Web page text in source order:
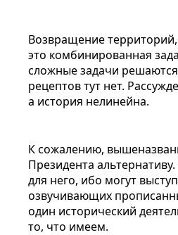
Возвращение
это комбинированная
сложные задачи
рецептов тут нет.
а история нелинейна.
К сожалению,
Президента
для него, ибо могут
озвучивающих
один исторический
то, что имеем.